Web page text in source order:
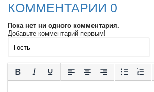
КОММЕНТАРИИ 0
Пока нет ни одного комментария.
Добавьте комментарий первым!